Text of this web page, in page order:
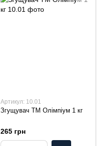
Артикул: 10.01
Згущувач ТМ Олімпіум 1 кг
265 грн